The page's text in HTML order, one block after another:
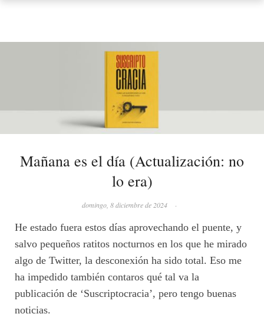
Mañana es el día (Actualización: no
lo era)
domingo, 8 diciembre de 2024 ·
He estado fuera estos días aprovechando el puente, y
salvo pequeños ratitos nocturnos en los que he mirado
algo de Twitter, la desconexión ha sido total. Eso me
ha impedido también contaros qué tal va la
publicación de ‘Suscriptocracia’, pero tengo buenas
noticias.